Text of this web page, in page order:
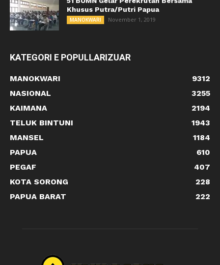
Khusus Putra/Putri Papua
MANOKWARI November 1, 2019
KATEGORI E POPULLARIZUAR
MANOKWARI
9312
NASIONAL
3255
KAIMANA
2194
TELUK BINTUNI
1943
MANSEL
1184
PAPUA
610
PEGAF
407
KOTA SORONG
228
PAPUA BARAT
222